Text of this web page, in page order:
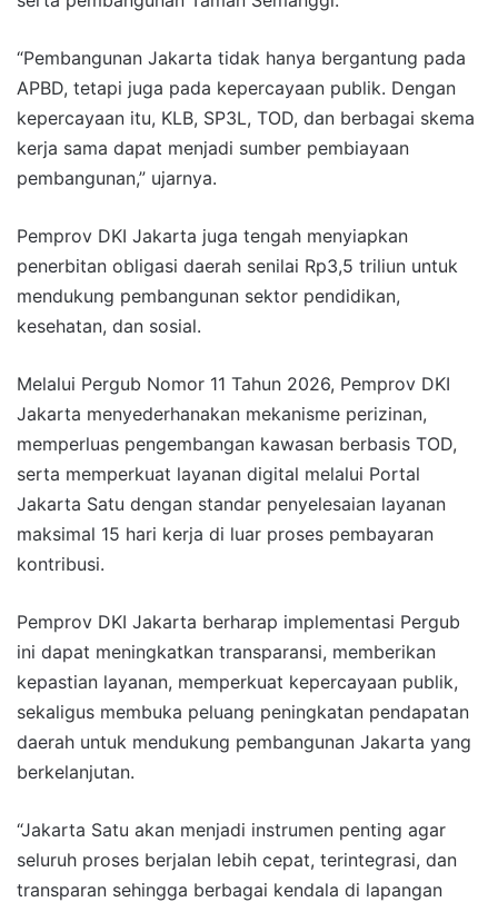
“Pembangunan Jakarta tidak hanya bergantung pada
APBD, tetapi juga pada kepercayaan publik. Dengan
kepercayaan itu, KLB, SP3L, TOD, dan berbagai skema
kerja sama dapat menjadi sumber pembiayaan
pembangunan,” ujarnya.
Pemprov DKI Jakarta juga tengah menyiapkan
penerbitan obligasi daerah senilai Rp3,5 triliun untuk
mendukung pembangunan sektor pendidikan,
kesehatan, dan sosial.
Melalui Pergub Nomor 11 Tahun 2026, Pemprov DKI
Jakarta menyederhanakan mekanisme perizinan,
memperluas pengembangan kawasan berbasis TOD,
serta memperkuat layanan digital melalui Portal
Jakarta Satu dengan standar penyelesaian layanan
maksimal 15 hari kerja di luar proses pembayaran
kontribusi.
Pemprov DKI Jakarta berharap implementasi Pergub
ini dapat meningkatkan transparansi, memberikan
kepastian layanan, memperkuat kepercayaan publik,
sekaligus membuka peluang peningkatan pendapatan
daerah untuk mendukung pembangunan Jakarta yang
berkelanjutan.
“Jakarta Satu akan menjadi instrumen penting agar
seluruh proses berjalan lebih cepat, terintegrasi, dan
transparan sehingga berbagai kendala di lapangan